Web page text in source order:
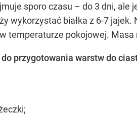
sporo czasu – do 3 dni,
wykorzystać białka z 6-7
temperaturze pokojowej.
przygotowania warstw do